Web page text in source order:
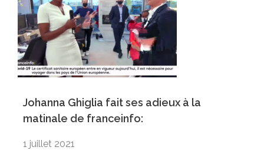
Johanna Ghiglia fait ses adieux à la
matinale de franceinfo:
1 juillet 2021